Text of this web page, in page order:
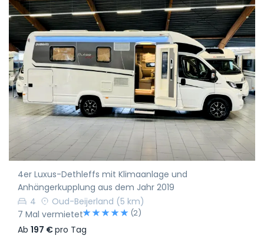
4er Luxus-Dethleffs mit Klimaanlage und
Anhängerkupplung aus dem Jahr 2019
4
Oud-Beijerland (5 km)
7 Mal vermietet
(2)
Ab 197 €pro Tag